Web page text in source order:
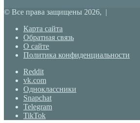
© Все права защищены 2026, |
Карта сайта
Обратная связь
О сайте
Политика конфиденциальности
Reddit
vk.com
Одноклассники
Snapchat
Telegram
TikTok